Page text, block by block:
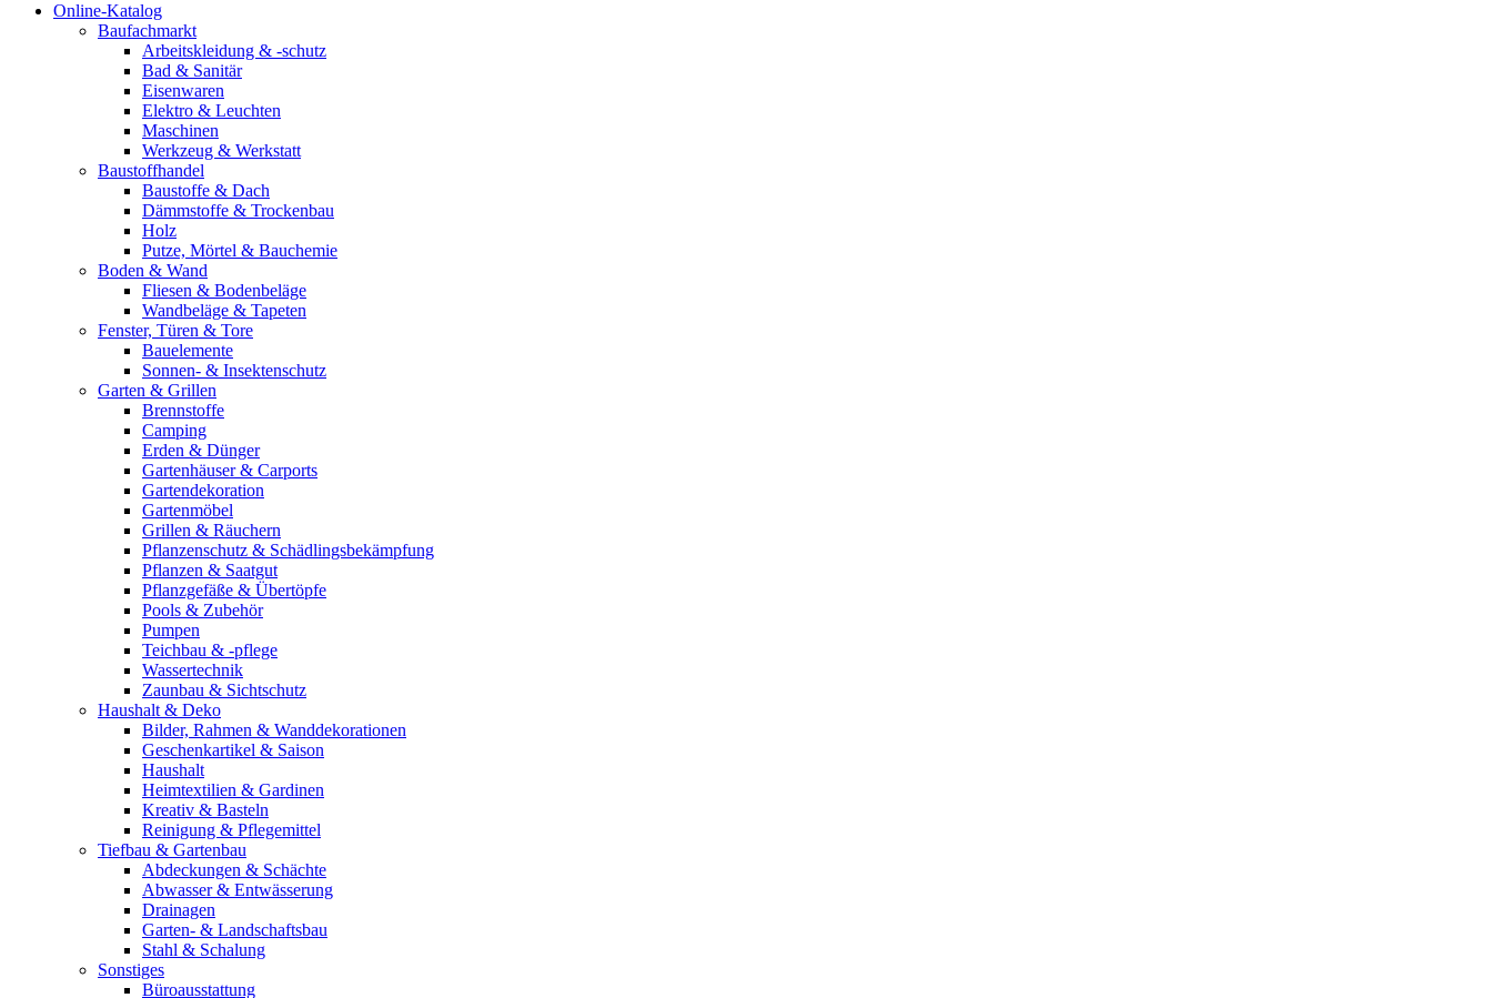
Online-Katalog
Baufachmarkt
Arbeitskleidung & -schutz
Bad & Sanitär
Eisenwaren
Elektro & Leuchten
Maschinen
Werkzeug & Werkstatt
Baustoffhandel
Baustoffe & Dach
Dämmstoffe & Trockenbau
Holz
Putze, Mörtel & Bauchemie
Boden & Wand
Fliesen & Bodenbeläge
Wandbeläge & Tapeten
Fenster, Türen & Tore
Bauelemente
Sonnen- & Insektenschutz
Garten & Grillen
Brennstoffe
Camping
Erden & Dünger
Gartenhäuser & Carports
Gartendekoration
Gartenmöbel
Grillen & Räuchern
Pflanzenschutz & Schädlingsbekämpfung
Pflanzen & Saatgut
Pflanzgefäße & Übertöpfe
Pools & Zubehör
Pumpen
Teichbau & -pflege
Wassertechnik
Zaunbau & Sichtschutz
Haushalt & Deko
Bilder, Rahmen & Wanddekorationen
Geschenkartikel & Saison
Haushalt
Heimtextilien & Gardinen
Kreativ & Basteln
Reinigung & Pflegemittel
Tiefbau & Gartenbau
Abdeckungen & Schächte
Abwasser & Entwässerung
Drainagen
Garten- & Landschaftsbau
Stahl & Schalung
Sonstiges
Büroausstattung